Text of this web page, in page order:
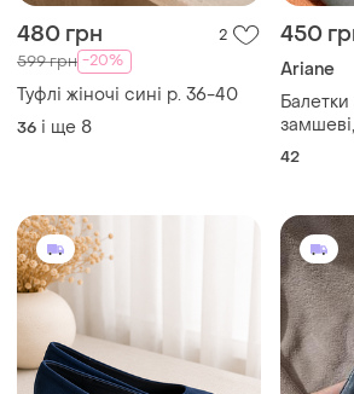
480 грн 2
599 грн -20%
Туфлі жіночі сині р. 36-40
36 і ще 8
450
Ariane
танкетці стильні та дуже
кольору.
42